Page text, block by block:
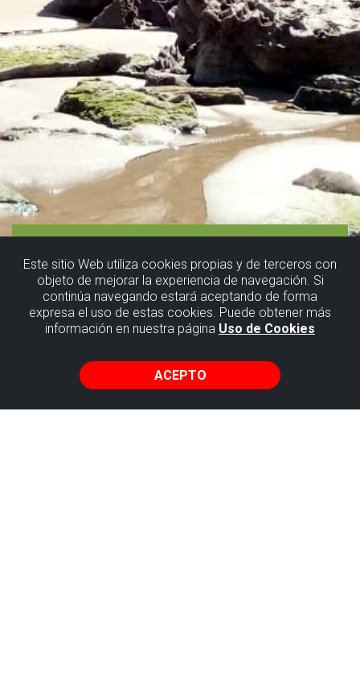
Este sitio Web utiliza cookies propias y de terceros con
objeto de mejorar la experiencia de navegación. Si
continúa navegando estará aceptando de forma
expresa el uso de estas cookies. Puede obtener más
información en nuestra página Uso de Cookies
ACEPTO